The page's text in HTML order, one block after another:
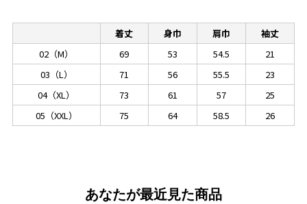
着丈 身巾 肩巾
袖丈
02（M）
69 53 54.5
21
03（L）
71 56 55.5
23
04（XL）
73 61 57
25
05（XXL）
75 64 58.5 26
あなたが最近見た商品